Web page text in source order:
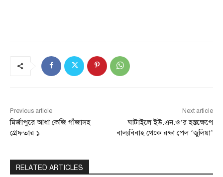
Previous article
মির্জাপুরে আধা কেজি গাঁজাসহ
গ্রেফতার ১
Next article
ঘাটাইলে ইউ.এন.ও’র হস্তক্ষেপে
বাল্যবিবাহ থেকে রক্ষা পেল ‘জুলিয়া’
RELATED ARTICLES